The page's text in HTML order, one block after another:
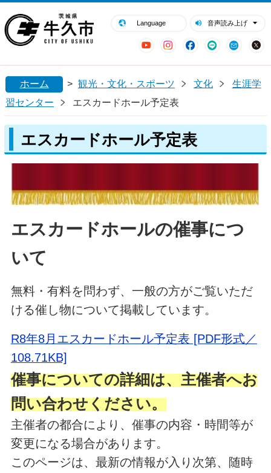
Language 音声読み上げ
YouTubeInstagram
Facebook
LINE Mail
閉じる
ホーム > 観光・文化・スポーツ 文化
生涯学
習センター
エスカードホール予定表
エスカードホール予定表
エスカードホールの催事につ
いて
無料・有料を問わず、一般の方がご覧いただ
ける催し物について掲載しています。
R8年8月エスカードホール予定表 [PDF形式／
108.71KB]
催事についての詳細は、主催者へお
問い合わせください。
主催者の都合により、催事の内容・時間等が
変更になる場合があります。
このページは、最新の情報が入り次第、随時